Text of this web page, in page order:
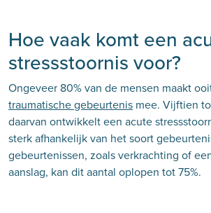
Hoe vaak komt een
stressstoornis voor?
Ongeveer 80% van de mensen maakt
traumatische gebeurtenis mee. Vijftien
daarvan ontwikkelt een acute
sterk afhankelijk van het soort
gebeurtenissen, zoals verkrachting of
aanslag, kan dit aantal oplopen tot 75%.